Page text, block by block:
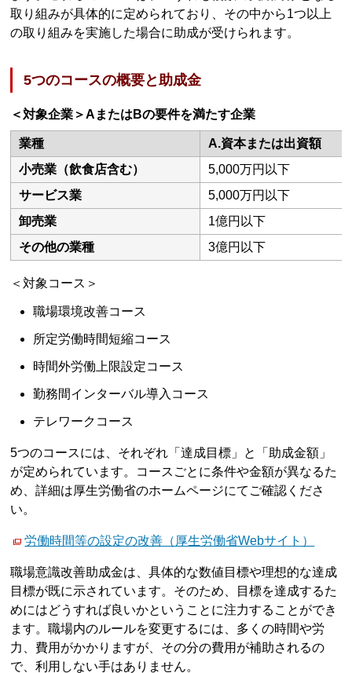
取り組みが具体的に定められており、その中から1つ以上
の取り組みを実施した場合に助成が受けられます。
5つのコースの概要と助成金
＜対象企業＞AまたはBの要件を満たす企業
業種
A.資本または出資額
小売業（飲食店含む）
5,000万円以下
サービス業
5,000万円以下
卸売業
1億円以下
その他の業種
3億円以下
＜対象コース＞
職場環境改善コース
所定労働時間短縮コース
時間外労働上限設定コース
勤務間インターバル導入コース
テレワークコース
5つのコースには、それぞれ「達成目標」と「助成金額」
が定められています。コースごとに条件や金額が異なるた
め、詳細は厚生労働省のホームページにてご確認くださ
い。
労働時間等の設定の改善（厚生労働省Webサイト）
職場意識改善助成金は、具体的な数値目標や理想的な達成
目標が既に示されています。そのため、目標を達成するた
めにはどうすれば良いかということに注力することができ
ます。職場内のルールを変更するには、多くの時間や労
力、費用がかかりますが、その分の費用が補助されるの
で、利用しない手はありません。